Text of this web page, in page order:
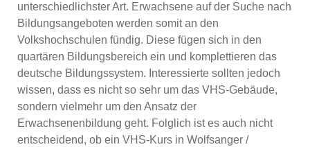
unterschiedlichster Art. Erwachsene auf der Suche nach
Bildungsangeboten werden somit an den
Volkshochschulen fündig. Diese fügen sich in den
quartären Bildungsbereich ein und komplettieren das
deutsche Bildungssystem. Interessierte sollten jedoch
wissen, dass es nicht so sehr um das VHS-Gebäude,
sondern vielmehr um den Ansatz der
Erwachsenenbildung geht. Folglich ist es auch nicht
entscheidend, ob ein VHS-Kurs in Wolfsanger /